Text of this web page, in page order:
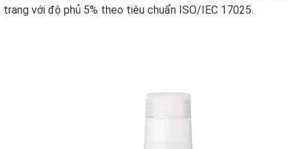
trang với độ phủ 5% theo tiêu chuẩn ISO/IEC 17025.